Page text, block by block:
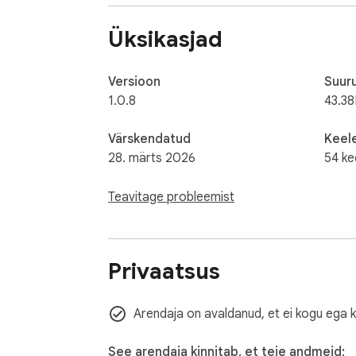
- **Enhance Readability**: Improve text
- **Protect Your Eyes**: Take care of your
- **Boost Productivity**: Stay focused and
Upgrade your browsing experience today
Üksikasjad
Versioon
1.0.8
Värskendatud
28. märts 2026
Teavitage probleemist
54
Privaatsus
Arendaja on avaldanud, et ei kogu
See arendaja kinnitab, et teie andmeid: